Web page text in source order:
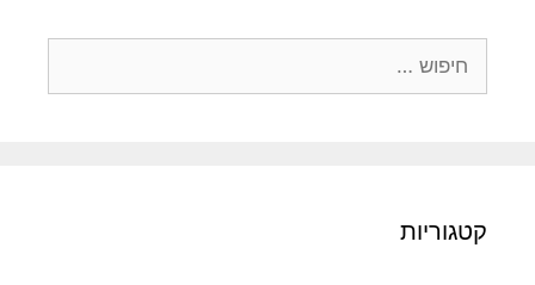
קטגוריות